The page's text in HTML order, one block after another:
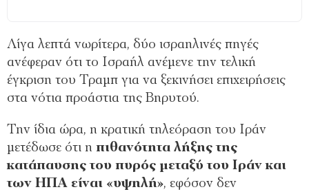
Λίγα λεπτά νωρίτερα, δύο ισραηλινές πηγές
ανέφεραν ότι το Ισραήλ ανέμενε την τελική
έγκριση του Τραμπ για να ξεκινήσει επιχειρήσεις
στα νότια προάστια της Βηρυτού.
Tην ίδια ώρα, η κρατική τηλεόραση του Ιράν
μετέδωσε ότι η πιθανότητα λήξης της
κατάπαυσης του πυρός μεταξύ του Ιράν και
των ΗΠΑ είναι «υψηλή», εφόσον δεν